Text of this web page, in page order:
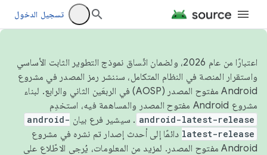
تسجيل الدخول
اعتبارًا من عام 2026، ولضمان اتّساق نموذج التطوير الثابت الأساسي
واستقرار المنصة في النظام المتكامل، سننشر رمز المصدر في مشروع
Android مفتوح المصدر (AOSP) في الربعَين الثاني والرابع. لبناء
مشروع Android مفتوح المصدر والمساهمة فيه، استخدِم
android-latest-release . سيشير فرع بيان android-
latest-release دائمًا إلى أحدث إصدار تم نشره في مشروع
Android مفتوح المصدر. لمزيد من المعلومات، يُرجى الاطّلاع على